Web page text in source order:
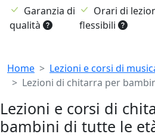
Garanzia di
qualità
Orari di
flessibili
Breadcrumb
Home
Lezioni e corsi di
Lezioni di chitarra per
Lezioni e corsi di
bambini di tutte le